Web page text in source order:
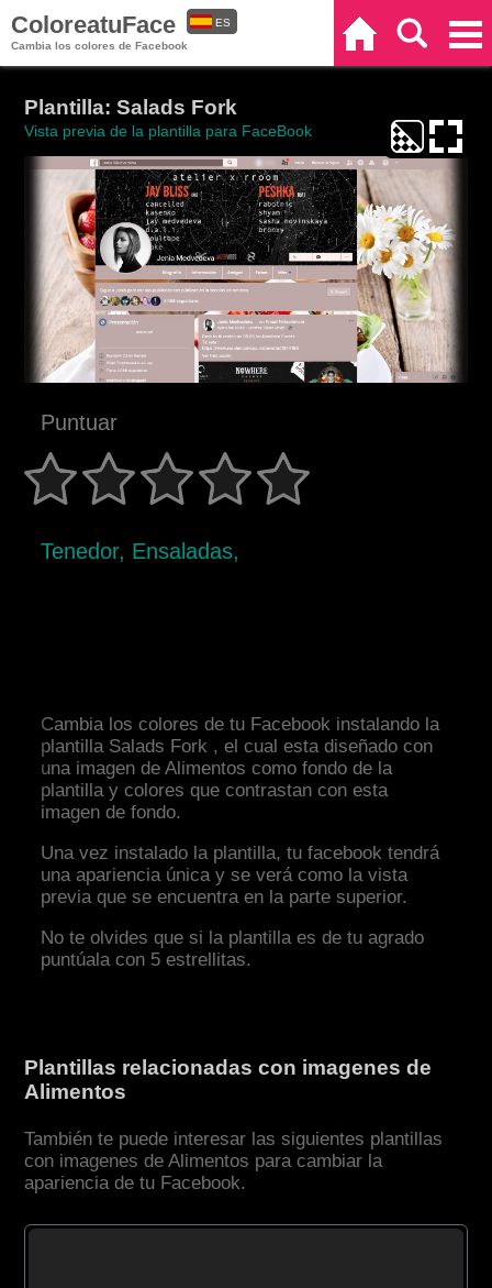
ColoreatuFace
Cambia los colores de Facebook
ES
Plantilla: Salads Fork
Vista previa de la plantilla para FaceBook
Puntuar
Tenedor, Ensaladas,
Cambia los colores de tu Facebook instalando la
plantilla Salads Fork , el cual esta diseñado con
una imagen de Alimentos como fondo de la
plantilla y colores que contrastan con esta
imagen de fondo.
Una vez instalado la plantilla, tu facebook tendrá
una apariencia única y se verá como la vista
previa que se encuentra en la parte superior.
No te olvides que si la plantilla es de tu agrado
puntúala con 5 estrellitas.
Plantillas relacionadas con imagenes de
Alimentos
También te puede interesar las siguientes plantillas
con imagenes de Alimentos para cambiar la
apariencia de tu Facebook.